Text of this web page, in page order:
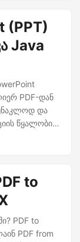
Cloud
რჩევებსა
(PPT)
Java
PDF-დან
და
წყალობით
PDF
გარეშე
PDF-დან
to
PDF to
PDF from